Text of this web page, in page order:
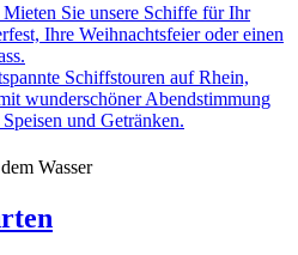
Mieten Sie unsere Schiffe für Ihr
Ihre Weihnachtsfeier oder einen
Schiffstouren auf Rhein,
wunderschöner Abendstimmung
und Getränken.